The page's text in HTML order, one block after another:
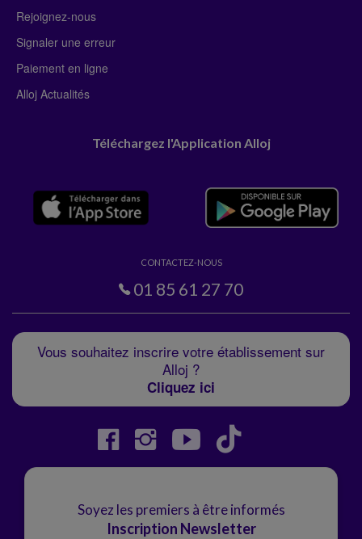
Rejoignez-nous
Signaler une erreur
Paiement en ligne
Alloj Actualités
Téléchargez l'Application Alloj
CONTACTEZ-NOUS
01 85 61 27 70
Vous souhaitez inscrire votre établissement sur
Alloj ?
Cliquez ici
Soyez les premiers à être informés
Inscription Newsletter